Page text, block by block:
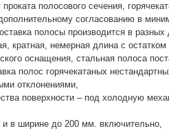
полосового сечения,
согласованию в
полосы производится в разных
кратная, немерная длина с остатком
оснащения, стальная полоса
полос горячекатаных
отклонениями,
поверхности – под холодную
в ширине до 200 мм. включительно,